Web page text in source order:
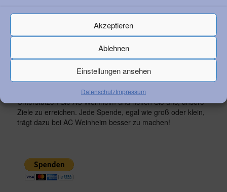
Akzeptieren
Ablehnen
Einstellungen ansehen
DatenschutzImpressum
Datenschutz
Unterstützen Sie AC Weinheim und helfen Sie uns, unsere
Ziele zu erreichen. Jede Spende, egal wie groß oder klein,
trägt dazu bei AC Weinheim besser zu machen!